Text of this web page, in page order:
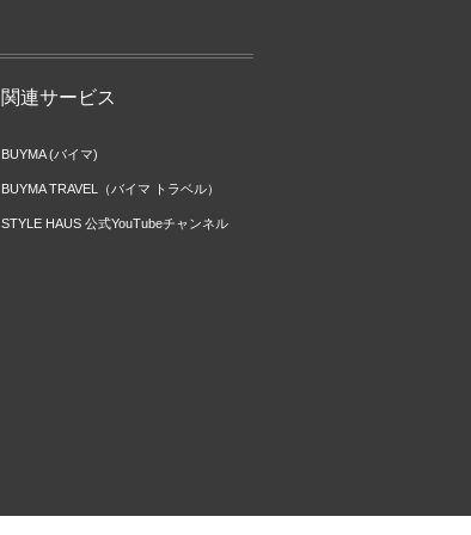
関連サービス
BUYMA (バイマ)
BUYMA TRAVEL（バイマ トラベル）
STYLE HAUS 公式YouTubeチャンネル